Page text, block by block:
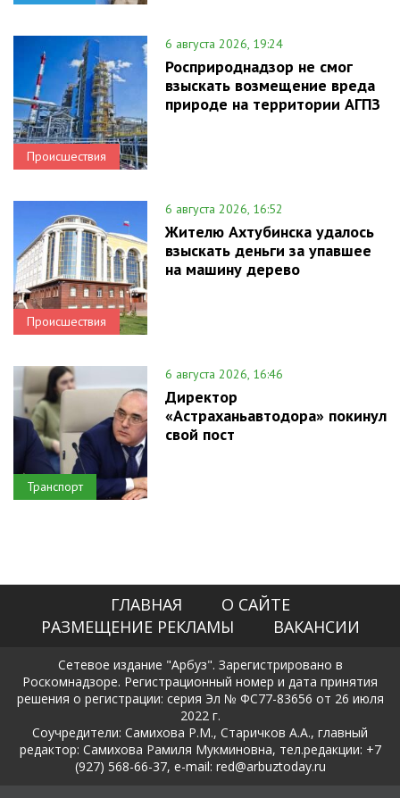
Происшествия
6 августа 2026, 19:24
Росприроднадзор не смог
взыскать возмещение вреда
природе на территории АГПЗ
Происшествия
6 августа 2026, 16:52
Жителю Ахтубинска удалось
взыскать деньги за упавшее
на машину дерево
Транспорт
6 августа 2026, 16:46
Директор
«Астраханьавтодора» покинул
свой пост
ГЛАВНАЯ
О САЙТЕ
РАЗМЕЩЕНИЕ РЕКЛАМЫ
ВАКАНСИИ
Сетевое издание "Арбуз". Зарегистрировано в
Роскомнадзоре. Регистрационный номер и дата принятия
решения о регистрации: серия Эл № ФС77-83656 от 26 июля
2022 г.
Соучредители: Самихова Р.М., Старичков А.А., главный
редактор: Самихова Рамиля Мукминовна, тел.редакции: +7
(927) 568-66-37, e-mail: red@arbuztoday.ru